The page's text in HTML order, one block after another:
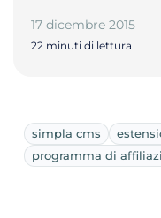
17 dicembre 2015
22 minuti di lettura
simpla cms
programma di